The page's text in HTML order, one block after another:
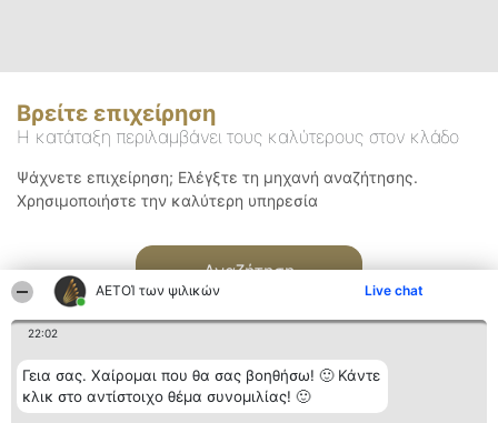
ΑΕΤΟΊ των ψιλικών Live chat
22:02
Γεια σας. Χαίρομαι που θα σας βοηθήσω! 🙂 Κάντε
κλικ στο αντίστοιχο θέμα συνομιλίας! 🙂
Βρείτε επιχείρηση
Η κατάταξη περιλαμβάνει τους καλύτερους στον κλάδο
Ψάχνετε επιχείρηση; Ελέγξτε τη μηχανή αναζήτησης.
Χρησιμοποιήστε την καλύτερη υπηρεσία
Αναζήτηση